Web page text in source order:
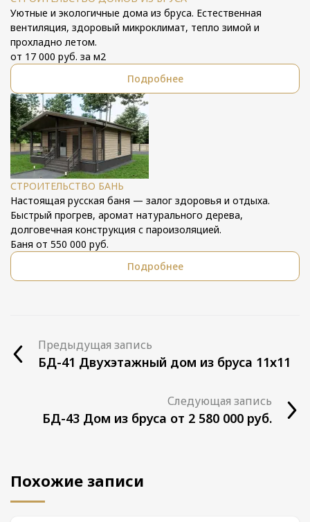
Уютные и экологичные дома из бруса. Естественная
вентиляция, здоровый микроклимат, тепло зимой и
прохладно летом.
от 17 000 руб. за м2
Подробнее
СТРОИТЕЛЬСТВО БАНЬ
Настоящая русская баня — залог здоровья и отдыха.
Быстрый прогрев, аромат натурального дерева,
долговечная конструкция с пароизоляцией.
Баня от 550 000 руб.
Подробнее
Предыдущая запись
БД-41 Двухэтажный дом из бруса 11х11
Следующая запись
БД-43 Дом из бруса от 2 580 000 руб.
Похожие записи